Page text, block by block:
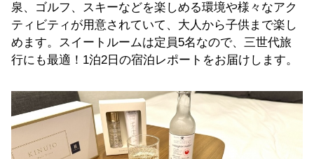
泉、ゴルフ、スキーなどを楽しめる環境や様々なアク
ティビティが用意されていて、大人から子供まで楽し
めます。スイートルームは定員5名なので、三世代旅
行にも最適！1泊2日の宿泊レポートをお届けします。